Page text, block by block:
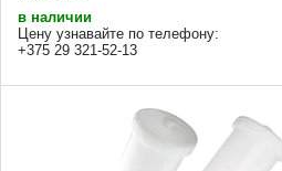
в наличии
Цену узнавайте по телефону:
+375 29 321-52-13